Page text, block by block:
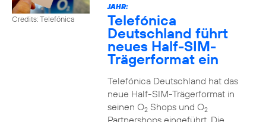
Credits: Telefónica
JAHR:
Telefónica
Deutschland führt
neues Half-SIM-
Trägerformat ein
Telefónica Deutschland hat das
neue Half-SIM-Trägerformat in
seinen O2Shops und O2
Partnershops eingeführt. Die